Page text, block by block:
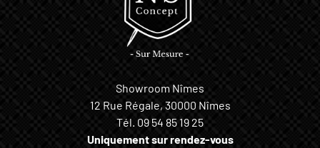
Showroom Nîmes
12 Rue Régale, 30000 Nîmes
Tél. 09 54 85 19 25
Uniquement sur rendez-vous